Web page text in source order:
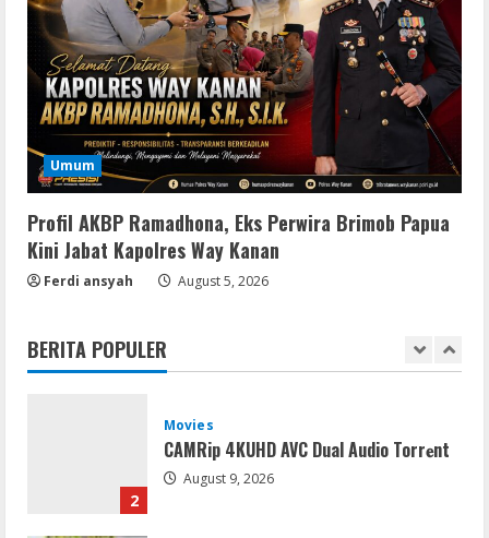
Umum
Profil AKBP Ramadhona, Eks Perwira Brimob Papua
Kini Jabat Kapolres Way Kanan
Ferdi ansyah August 5, 2026
BERITA POPULER
4
Uncharted: Legacy of Thieves
Collection Compressed Repack 2026
August 9, 2026
5
Resettools
Display Changer X Portable + Crack
[Final] (x64) Final FileCR
1
Coop
The Sinking City 2 Cracked Update
2
Movies
CAMRip 4KUHD AVC Dual Audio Torr𝐞nt
August 9, 2026